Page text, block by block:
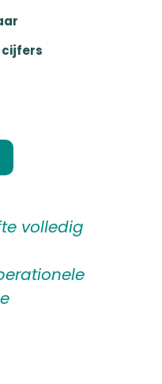
cijfers
volledig